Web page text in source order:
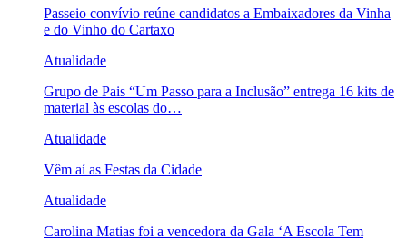
Passeio convívio reúne candidatos a Embaixadores da Vinha
e do Vinho do Cartaxo
Atualidade
Grupo de Pais “Um Passo para a Inclusão” entrega 16 kits de
material às escolas do…
Atualidade
Vêm aí as Festas da Cidade
Atualidade
Carolina Matias foi a vencedora da Gala ‘A Escola Tem